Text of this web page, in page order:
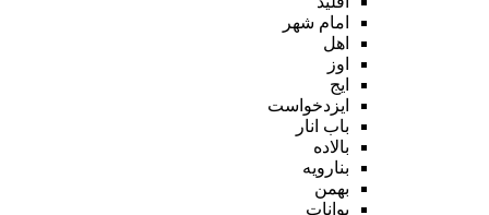
امام شهر
اهل
اوز
ایج
ایزدخواست
باب انار
بالاده
بنارویه
بهمن
بوانات